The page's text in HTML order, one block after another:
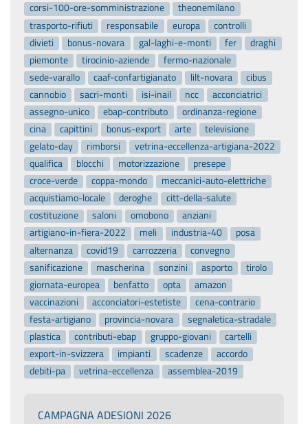
corsi-100-ore-somministrazione
theonemilano
trasporto-rifiuti
responsabile europa
controlli
divieti
bonus-novara gal-laghi-e-monti fer
draghi
piemonte
tirocinio-aziende
fermo-nazionale
sede-varallo
caaf-confartigianato lilt-novara
cibus
cannobio
sacri-monti isi-inail ncc
acconciatrici
assegno-unico
ebap-contributo
ordinanza-regione
cina
capittini bonus-export arte
televisione
gelato-day
rimborsi
vetrina-eccellenza-artigiana-2022
qualifica
blocchi motorizzazione
presepe
croce-verde
coppa-mondo
meccanici-auto-elettriche
acquistiamo-locale
deroghe
citt-della-salute
costituzione
saloni omobono
anziani
artigiano-in-fiera-2022
meli industria-40
posa
alternanza
covid19 carrozzeria
convegno
sanificazione
mascherina sonzini asporto
tirolo
giornata-europea
benfatto opta
amazon
vaccinazioni
acconciatori-estetiste
cena-contrario
festa-artigiano
provincia-novara
segnaletica-stradale
plastica
contributi-ebap gruppo-giovani
cartelli
export-in-svizzera
impianti scadenze
accordo
debiti-pa
vetrina-eccellenza assemblea-2019
CAMPAGNA ADESIONI 2026